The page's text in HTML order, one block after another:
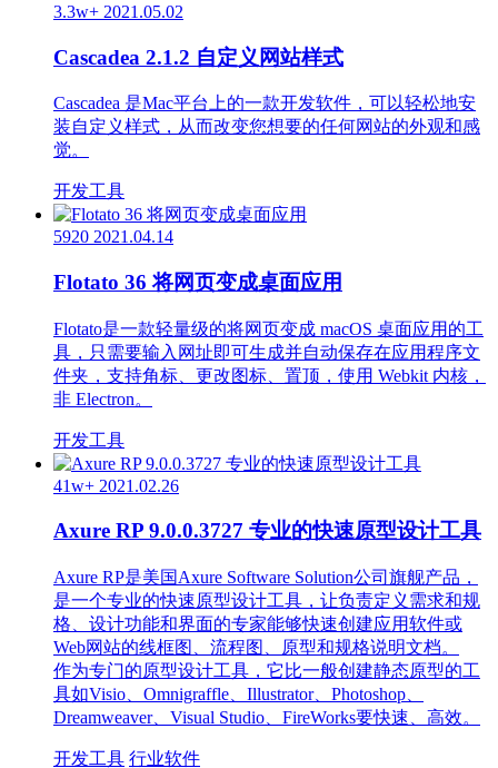
3.3w+ 2021.05.02
Cascadea 2.1.2 自定义网站样式
Cascadea 是Mac平台上的一款开发软件，可以轻松地安
装自定义样式，从而改变您想要的任何网站的外观和感
觉。
开发工具
5920 2021.04.14
Flotato 36 将网页变成桌面应用
Flotato是一款轻量级的将网页变成 macOS 桌面应用的工
具，只需要输入网址即可生成并自动保存在应用程序文
件夹，支持角标、更改图标、置顶，使用 Webkit 内核，
非 Electron。
开发工具
41w+ 2021.02.26
Axure RP 9.0.0.3727 专业的快速原型设计工具
Axure RP是美国Axure Software Solution公司旗舰产品，
是一个专业的快速原型设计工具，让负责定义需求和规
格、设计功能和界面的专家能够快速创建应用软件或
Web网站的线框图、流程图、原型和规格说明文档。
作为专门的原型设计工具，它比一般创建静态原型的工
具如Visio、Omnigraffle、Illustrator、Photoshop、
Dreamweaver、Visual Studio、FireWorks要快速、高效。
开发工具 行业软件